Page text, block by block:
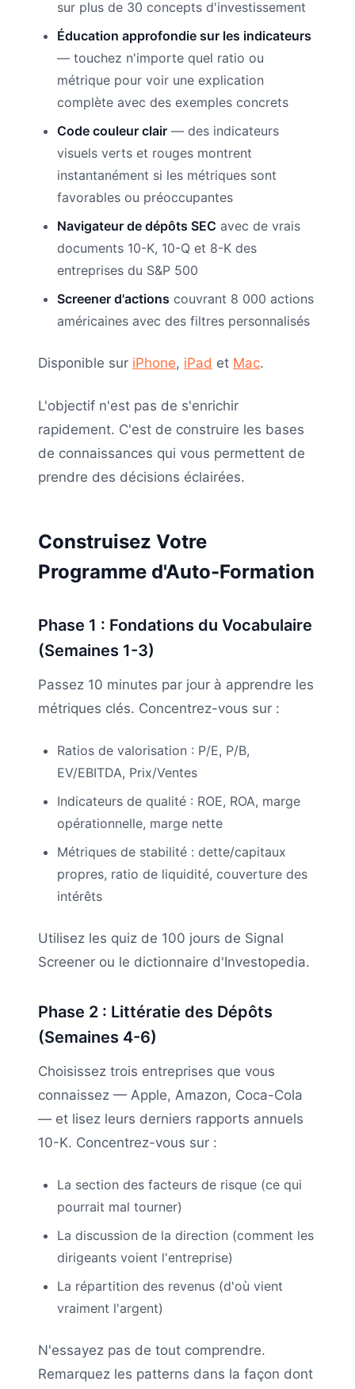
sur plus de 30 concepts d'investissement
Éducation approfondie sur les indicateurs
— touchez n'importe quel ratio ou
métrique pour voir une explication
complète avec des exemples concrets
Code couleur clair — des indicateurs
visuels verts et rouges montrent
instantanément si les métriques sont
favorables ou préoccupantes
Navigateur de dépôts SEC avec de vrais
documents 10-K, 10-Q et 8-K des
entreprises du S&P 500
Screener d'actions couvrant 8 000 actions
américaines avec des filtres personnalisés
Disponible sur iPhone, iPad et Mac.
L'objectif n'est pas de s'enrichir
rapidement. C'est de construire les bases
de connaissances qui vous permettent de
prendre des décisions éclairées.
Construisez Votre
Programme d'Auto-Formation
Phase 1 : Fondations du Vocabulaire
(Semaines 1-3)
Passez 10 minutes par jour à apprendre les
métriques clés. Concentrez-vous sur :
Ratios de valorisation : P/E, P/B,
EV/EBITDA, Prix/Ventes
Indicateurs de qualité : ROE, ROA, marge
opérationnelle, marge nette
Métriques de stabilité : dette/capitaux
propres, ratio de liquidité, couverture des
intérêts
Utilisez les quiz de 100 jours de Signal
Screener ou le dictionnaire d'Investopedia.
Phase 2 : Littératie des Dépôts
(Semaines 4-6)
Choisissez trois entreprises que vous
connaissez — Apple, Amazon, Coca-Cola
— et lisez leurs derniers rapports annuels
10-K. Concentrez-vous sur :
La section des facteurs de risque (ce qui
pourrait mal tourner)
La discussion de la direction (comment les
dirigeants voient l'entreprise)
La répartition des revenus (d'où vient
vraiment l'argent)
N'essayez pas de tout comprendre.
Remarquez les patterns dans la façon dont